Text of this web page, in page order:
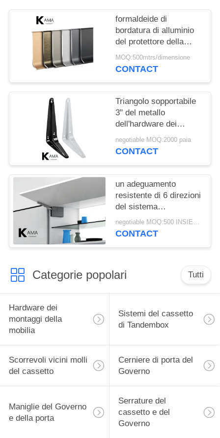
POLICY
formaldeide di
bordatura di alluminio
del protettore della
parete del bordo di
profilo di 100mm libera
MOQ:500mtrs/dimensione
CONTACT
Triangolo sopportabile
3" del metallo
dell'hardware dei
montaggi della mobilia
X 4" -- 16" X 18"
negotiable MOQ:2000 paia
CONTACT
un adeguamento
resistente di 6 direzioni
del sistema
dell'ascensore della
porta del Governo di
negotiable MOQ:500 INSIEMI/SPEC.
CONTACT
Categorie popolari Tutti
Hardware dei
montaggi della
mobilia
Sistemi del cassetto
di Tandembox
Scorrevoli vicini molli
del cassetto
Cerniere di porta del
Governo
Maniglie del Governo
e della porta
Serrature del
cassetto e del
Governo